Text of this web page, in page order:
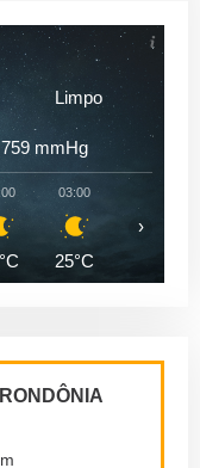
Limpo
759 mmHg
03:00
25°C
›